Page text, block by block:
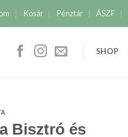
Kosár Pénztár ÁSZF
SHOP
Bisztró és